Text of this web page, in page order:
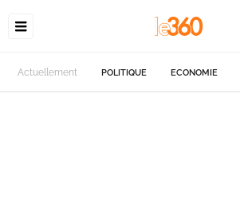
Actuellement POLITIQUE ECONOMIE